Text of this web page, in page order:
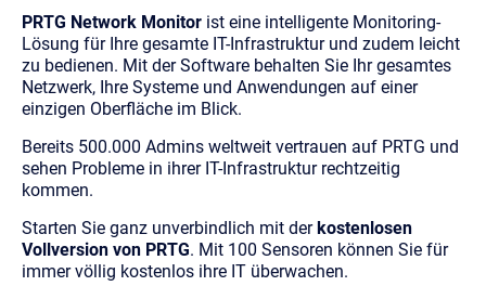
PRTG Network Monitor ist eine intelligente Monitoring-
Lösung für Ihre gesamte IT-Infrastruktur und zudem leicht
zu bedienen. Mit der Software behalten Sie Ihr gesamtes
Netzwerk, Ihre Systeme und Anwendungen auf einer
einzigen Oberfläche im Blick.
Bereits 500.000 Admins weltweit vertrauen auf PRTG und
sehen Probleme in ihrer IT-Infrastruktur rechtzeitig
kommen.
Starten Sie ganz unverbindlich mit der kostenlosen
Vollversion von PRTG. Mit 100 Sensoren können Sie für
immer völlig kostenlos ihre IT überwachen.